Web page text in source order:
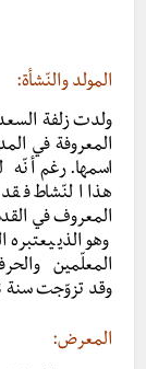
المولد والنّشأة:
المعروفة في
اسمها. رغم أنّه
هذا النّشاط
وهو
المعلّمين
وقد تزوّجت سنة 1938 من سيف الدين الدجاني من القدس.
المعرض: